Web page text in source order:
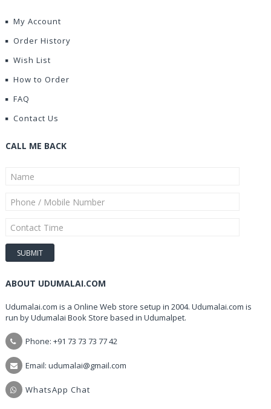
My Account
Order History
Wish List
How to Order
FAQ
Contact Us
CALL ME BACK
ABOUT UDUMALAI.COM
Udumalai.com is a Online Web store setup in 2004. Udumalai.com is
run by Udumalai Book Store based in Udumalpet.
Phone: +91 73 73 73 77 42
Email: udumalai@gmail.com
WhatsApp Chat